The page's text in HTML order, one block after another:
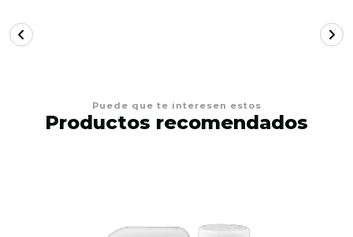
Puede que te interesen estos
Productos recomendados